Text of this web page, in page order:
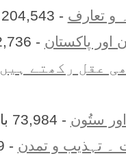
- 204,543 بار
- 82,736 بار
عقل رکھتے ہیں
- 73,984 بار
- 59,909 بار